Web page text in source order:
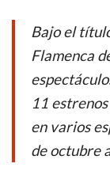
e
b
o
o
k
itt
er
Bajo el
Flamenca
11
en varios
de octubre